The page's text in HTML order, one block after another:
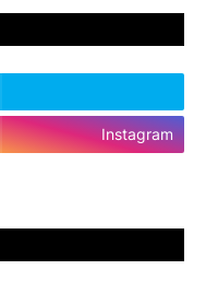
Instagram